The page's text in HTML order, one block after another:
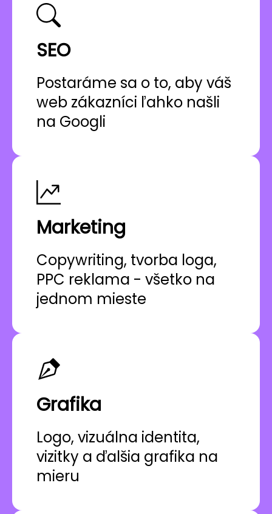
SEO
Postaráme sa o to, aby váš
web zákazníci ľahko našli
na Googli
Marketing
Copywriting, tvorba loga,
PPC reklama - všetko na
jednom mieste
Grafika
Logo, vizuálna identita,
vizitky a ďalšia grafika na
mieru